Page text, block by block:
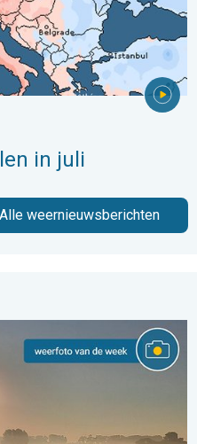
in juli
Alle weernieuwsberichten
uploader. . . zaterdag